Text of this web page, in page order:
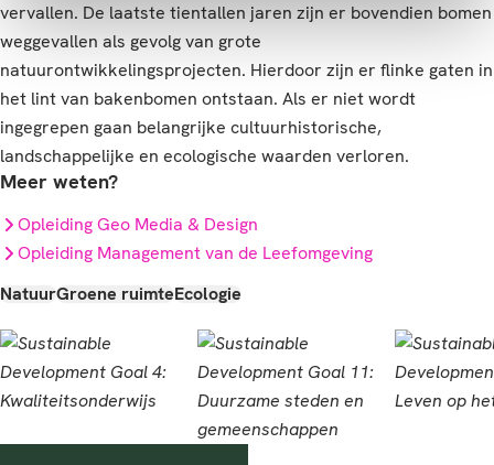
vervallen. De laatste tientallen jaren zijn er bovendien bomen
weggevallen als gevolg van grote
natuurontwikkelingsprojecten. Hierdoor zijn er flinke gaten in
het lint van bakenbomen ontstaan. Als er niet wordt
ingegrepen gaan belangrijke cultuurhistorische,
landschappelijke en ecologische waarden verloren.
Meer weten?
Opleiding Geo Media & Design
Opleiding Management van de Leefomgeving
NatuurGroene ruimteEcologie